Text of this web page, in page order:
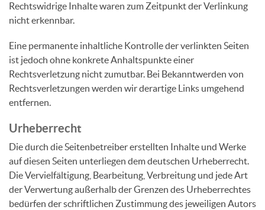
Rechtswidrige Inhalte waren zum Zeitpunkt der Verlinkung
nicht erkennbar.
Eine permanente inhaltliche Kontrolle der verlinkten Seiten
ist jedoch ohne konkrete Anhaltspunkte einer
Rechtsverletzung nicht zumutbar. Bei Bekanntwerden von
Rechtsverletzungen werden wir derartige Links umgehend
entfernen.
Urheberrecht
Die durch die Seitenbetreiber erstellten Inhalte und Werke
auf diesen Seiten unterliegen dem deutschen Urheberrecht.
Die Vervielfältigung, Bearbeitung, Verbreitung und jede Art
der Verwertung außerhalb der Grenzen des Urheberrechtes
bedürfen der schriftlichen Zustimmung des jeweiligen Autors